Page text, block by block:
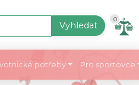
Vyhledat
0
potřeby Pro sportovce